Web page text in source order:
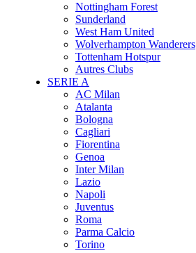
Nottingham Forest
Sunderland
West Ham United
Wolverhampton Wanderers
Tottenham Hotspur
Autres Clubs
SERIE A
AC Milan
Atalanta
Bologna
Cagliari
Fiorentina
Genoa
Inter Milan
Lazio
Napoli
Juventus
Roma
Parma Calcio
Torino